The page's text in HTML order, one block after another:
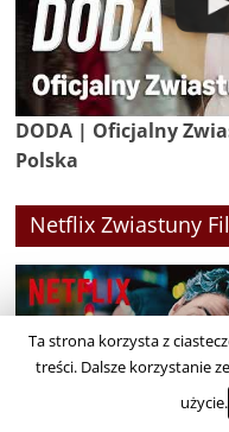
DODA | Oficjalny
Polska
Netflix Zwiastuny
Ta strona korzysta z
treści. Dalsze korzystanie
użycie.